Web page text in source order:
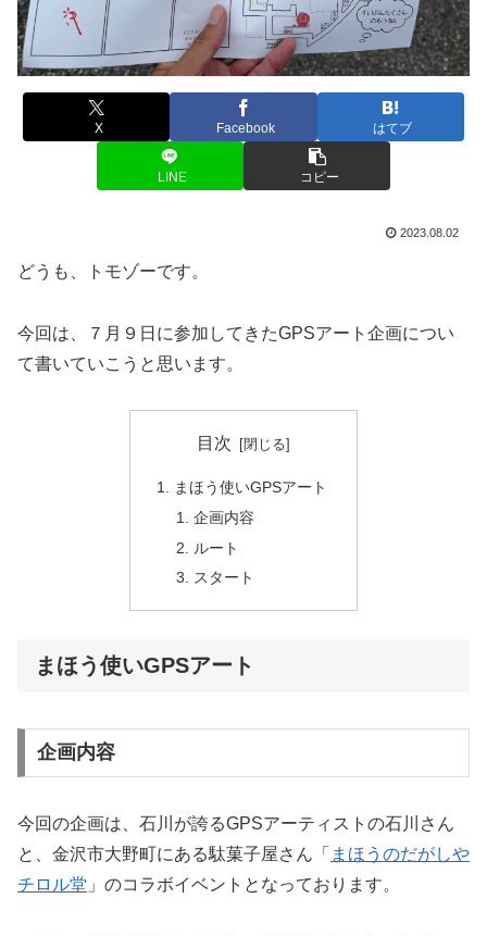
X Facebook はてブ
LINE コピー
2023.08.02
どうも、トモゾーです。
今回は、７月９日に参加してきたGPSアート企画につい
て書いていこうと思います。
目次
まほう使いGPSアート
企画内容
ルート
スタート
まほう使いGPSアート
企画内容
今回の企画は、石川が誇るGPSアーティストの石川さん
と、金沢市大野町にある駄菓子屋さん「 まほうのだがしや
チロル堂 」のコラボイベントとなっております。